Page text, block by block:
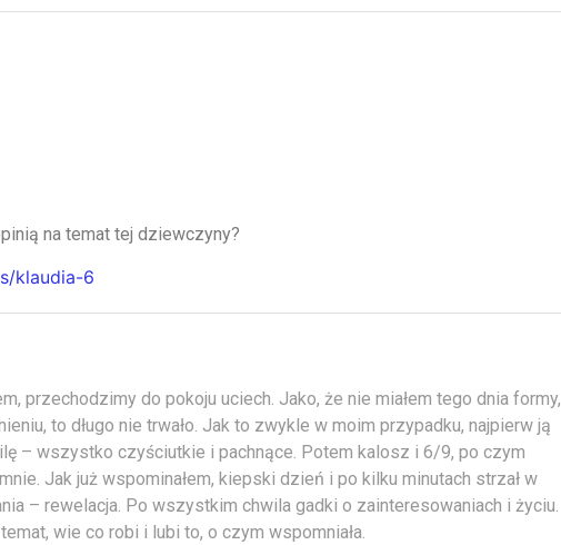
na temat tej dziewczyny?
klaudia-6
przechodzimy do pokoju uciech. Jako, że nie miałem tego dnia formy,
to długo nie trwało. Jak to zwykle w moim przypadku, najpierw ją
– wszystko czyściutkie i pachnące. Potem kalosz i 6/9, po czym
Jak już wspominałem, kiepski dzień i po kilku minutach strzał w
– rewelacja. Po wszystkim chwila gadki o zainteresowaniach i życiu.
wie co robi i lubi to, o czym wspomniała.